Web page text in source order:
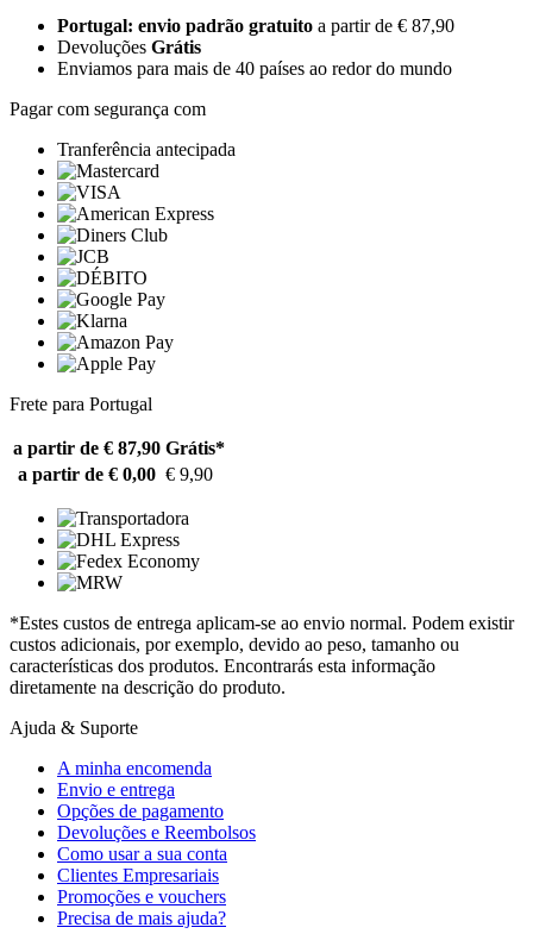
Portugal: envio padrão gratuito a partir de € 87,90
Devoluções Grátis
Enviamos para mais de 40 países ao redor do mundo
Pagar com segurança com
Tranferência antecipada
Frete para Portugal
a partir de € 87,90 Grátis*
a partir de € 0,00 € 9,90
*Estes custos de entrega aplicam-se ao envio normal. Podem existir
custos adicionais, por exemplo, devido ao peso, tamanho ou
características dos produtos. Encontrarás esta informação
diretamente na descrição do produto.
Ajuda & Suporte
A minha encomenda
Envio e entrega
Opções de pagamento
Devoluções e Reembolsos
Como usar a sua conta
Clientes Empresariais
Promoções e vouchers
Precisa de mais ajuda?